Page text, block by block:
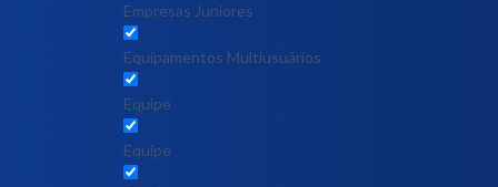
Empresas Juniores
Equipamentos Multiusuários
Equipe
Equipe